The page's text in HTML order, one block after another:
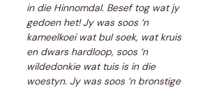
in die Hinnomdal. Besef tog wat jy
gedoen het! Jy was soos ‘n
kameelkoei wat bul soek, wat kruis
en dwars hardloop, soos ‘n
wildedonkie wat tuis is in die
woestyn. Jy was soos ‘n bronstige